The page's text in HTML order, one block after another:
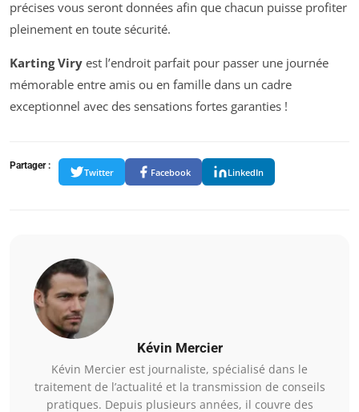
précises vous seront données afin que chacun puisse profiter
pleinement en toute sécurité.
Karting Viry est l’endroit parfait pour passer une journée
mémorable entre amis ou en famille dans un cadre
exceptionnel avec des sensations fortes garanties !
Partager :
Twitter Facebook LinkedIn
Kévin Mercier
Kévin Mercier est journaliste, spécialisé dans le
traitement de l’actualité et la transmission de conseils
pratiques. Depuis plusieurs années, il couvre des